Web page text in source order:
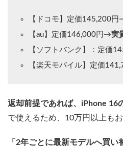
【ドコモ】定価145,200円
【au】定価146,000円→実
【ソフトバンク】：定価
【楽天モバイル】定価
返却前提であれば、iPhone 16
で使えるため、10万円以上もお
「2年ごとに最新モデルへ買い